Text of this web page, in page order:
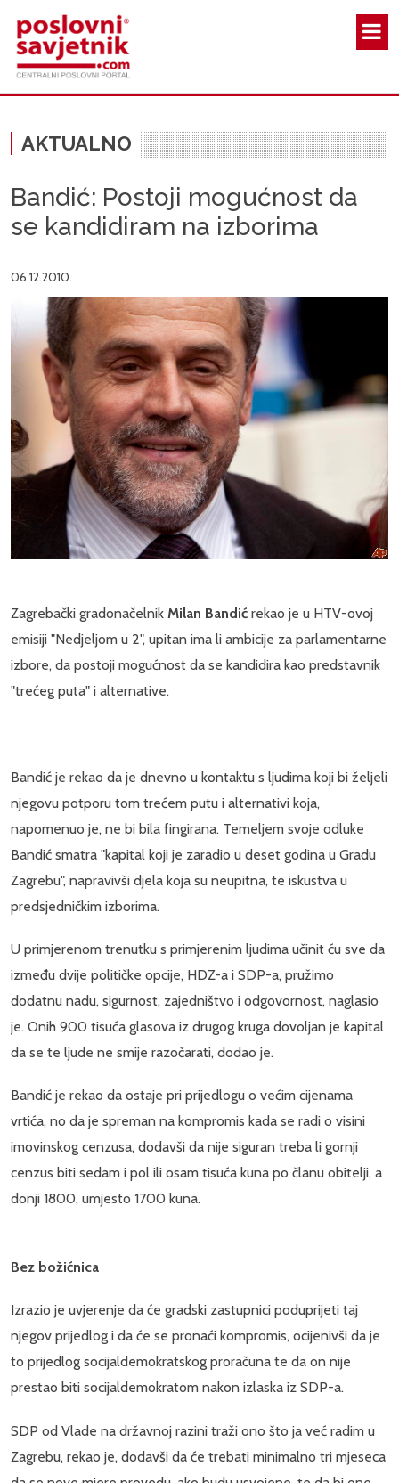
AKTUALNO
Bandić: Postoji mogućnost da
se kandidiram na izborima
06.12.2010.
Zagrebački gradonačelnik Milan Bandić rekao je u HTV-ovoj
emisiji "Nedjeljom u 2", upitan ima li ambicije za parlamentarne
izbore, da postoji mogućnost da se kandidira kao predstavnik
"trećeg puta" i alternative.
Bandić je rekao da je dnevno u kontaktu s ljudima koji bi željeli
njegovu potporu tom trećem putu i alternativi koja,
napomenuo je, ne bi bila fingirana. Temeljem svoje odluke
Bandić smatra "kapital koji je zaradio u deset godina u Gradu
Zagrebu", napravivši djela koja su neupitna, te iskustva u
predsjedničkim izborima.
U primjerenom trenutku s primjerenim ljudima učinit ću sve da
između dvije političke opcije, HDZ-a i SDP-a, pružimo
dodatnu nadu, sigurnost, zajedništvo i odgovornost, naglasio
je. Onih 900 tisuća glasova iz drugog kruga dovoljan je kapital
da se te ljude ne smije razočarati, dodao je.
Bandić je rekao da ostaje pri prijedlogu o većim cijenama
vrtića, no da je spreman na kompromis kada se radi o visini
imovinskog cenzusa, dodavši da nije siguran treba li gornji
cenzus biti sedam i pol ili osam tisuća kuna po članu obitelji, a
donji 1800, umjesto 1700 kuna.
Bez božićnica
Izrazio je uvjerenje da će gradski zastupnici poduprijeti taj
njegov prijedlog i da će se pronaći kompromis, ocijenivši da je
to prijedlog socijaldemokratskog proračuna te da on nije
prestao biti socijaldemokratom nakon izlaska iz SDP-a.
SDP od Vlade na državnoj razini traži ono što ja već radim u
Zagrebu, rekao je, dodavši da će trebati minimalno tri mjeseca